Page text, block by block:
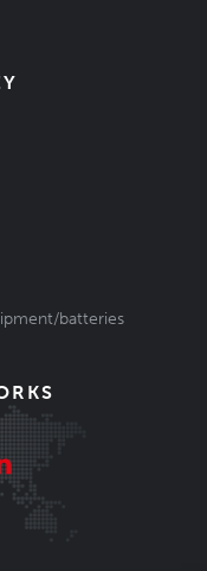
batteries